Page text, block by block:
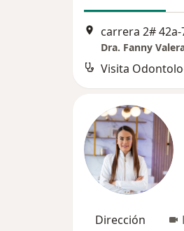
carrera 2#
Dra. Fanny
Visita
Dirección